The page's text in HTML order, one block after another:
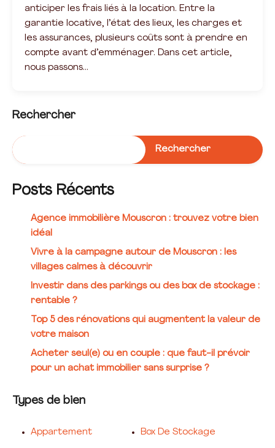
anticiper les frais liés à la location. Entre la
garantie locative, l’état des lieux, les charges et
les assurances, plusieurs coûts sont à prendre en
compte avant d’emménager. Dans cet article,
nous passons…
Rechercher
Rechercher
Posts Récents
Agence immobilière Mouscron : trouvez votre bien
idéal
Vivre à la campagne autour de Mouscron : les
villages calmes à découvrir
Investir dans des parkings ou des box de stockage :
rentable ?
Top 5 des rénovations qui augmentent la valeur de
votre maison
Acheter seul(e) ou en couple : que faut-il prévoir
pour un achat immobilier sans surprise ?
Types de bien
Appartement Box De Stockage